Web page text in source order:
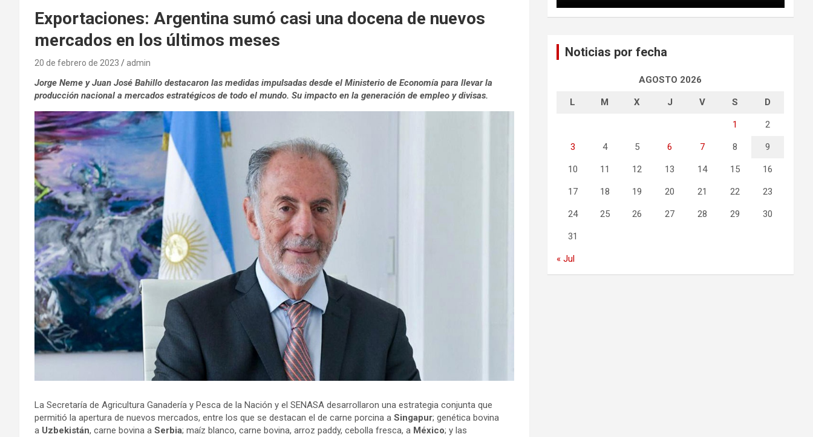
Exportaciones: Argentina sumó casi una docena de nuevos
mercados en los últimos meses
20 de febrero de 2023 admin
Jorge Neme y Juan José Bahillo destacaron las medidas impulsadas desde el Ministerio de Economía para llevar la
producción nacional a mercados estratégicos de todo el mundo. Su impacto en la generación de empleo y divisas.
La Secretaría de Agricultura Ganadería y Pesca de la Nación y el SENASA desarrollaron una estrategia conjunta que
permitió la apertura de nuevos mercados, entre los que se destacan el de carne porcina a Singapur; genética bovina
a Uzbekistán, carne bovina a Serbia; maíz blanco, carne bovina, arroz paddy, cebolla fresca, a México; y las
Noticias por fecha
AGOSTO 2026
L M X J V S D
1 2
3 4 5 6 7 8 9
10 11 12 13 14 15 16
17 18 19 20 21 22 23
24 25 26 27 28 29 30
31
« Jul